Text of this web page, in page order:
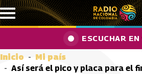
Pasar al contenido principal
ESCUCHAR EN
Inicio
Mi país
Así será el pico y placa para el